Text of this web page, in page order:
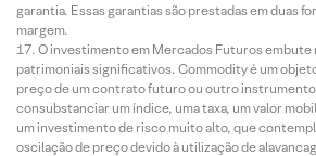
garantia. Essas garantias são prestadas em duas
margem.
O investimento em Mercados Futuros embute
patrimoniais significativos. Commodity é um
preço de um contrato futuro ou outro
consubstanciar um índice, uma taxa, um valor
um investimento de risco muito alto, que
oscilação de preço devido à utilização de